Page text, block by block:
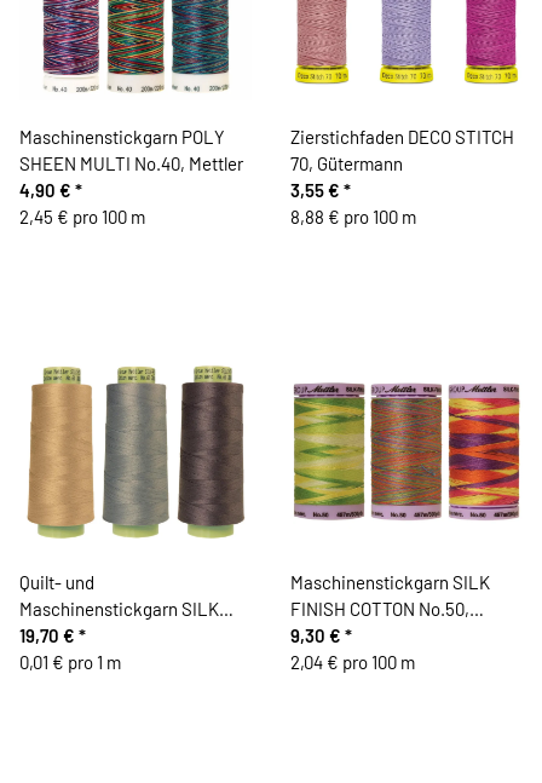
Maschinenstickgarn POLY
SHEEN MULTI No.40, Mettler
4,90 € *
2,45 € pro 100 m
Zierstichfaden DECO STITCH
70, Gütermann
3,55 € *
8,88 € pro 100 m
Quilt- und
Maschinenstickgarn SILK
FINISH COTTON No.60, 2743
m, Mettler
19,70 € *
0,01 € pro 1 m
Maschinenstickgarn SILK
FINISH COTTON No.50,
multicolor, 457 m, Mettler
9,30 € *
2,04 € pro 100 m